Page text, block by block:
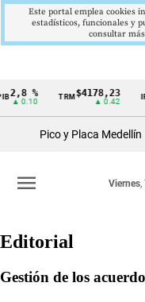
Cintillo
Colombia
% TRM $4178,23
▲ 0.42
IPC
Pico y Placa Medellín
Viernes
menu
Editorial
Gestión de los
Este portal emplea cookies
estadísticos, funcionales y
consultar